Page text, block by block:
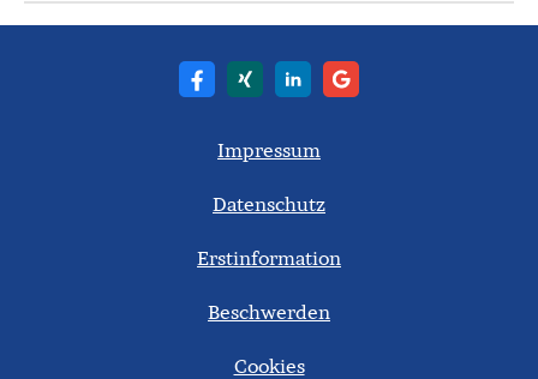
Impressum
Datenschutz
Erstinformation
Beschwerden
Cookies